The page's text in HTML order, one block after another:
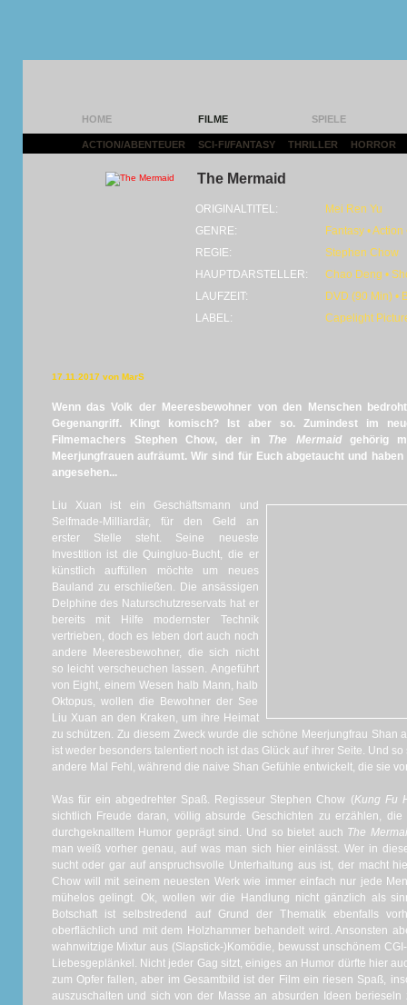
HOME FILME SPIELE
ACTION/ABENTEUER SCI-FI/FANTASY THRILLER HORROR
The Mermaid
ORIGINALTITEL:
Mei Ren Yu
GENRE:
Fantasy •
REGIE:
Stephen Chow
HAUPTDARSTELLER:
Chao Deng •
LAUFZEIT:
DVD (90 Min) •
LABEL:
Capelight
17.11.2017 von MarS
Wenn das Volk der Meeresbewohner von den Menschen
Gegenangriff. Klingt komisch? Ist aber so. Zumindest im
Filmemachers Stephen Chow, der in The Mermaidgehörig
Meerjungfrauen aufräumt. Wir sind für Euch abgetaucht und
angesehen...
Liu Xuan ist ein Geschäftsmann und
Selfmade-Milliardär, für den Geld an
erster Stelle steht. Seine neueste
Investition ist die Quingluo-Bucht, die er
künstlich auffüllen möchte um neues
Bauland zu erschließen. Die ansässigen
Delphine des Naturschutzreservats hat er
bereits mit Hilfe modernster Technik
vertrieben, doch es leben dort auch noch
andere Meeresbewohner, die sich nicht
so leicht verscheuchen lassen. Angeführt
von Eight, einem Wesen halb Mann, halb
Oktopus, wollen die Bewohner der See
Liu Xuan an den Kraken, um ihre Heimat
zu schützen. Zu diesem Zweck wurde die schöne Meerjungfrau Shan
ist weder besonders talentiert noch ist das Glück auf ihrer Seite. Und
andere Mal Fehl, während die naive Shan Gefühle entwickelt, die sie
Was für ein abgedrehter Spaß. Regisseur Stephen Chow (Kung Fu
sichtlich Freude daran, völlig absurde Geschichten zu erzählen,
durchgeknalltem Humor geprägt sind. Und so bietet auch The
man weiß vorher genau, auf was man sich hier einlässt. Wer in
sucht oder gar auf anspruchsvolle Unterhaltung aus ist, der macht
Chow will mit seinem neuesten Werk wie immer einfach nur jede
mühelos gelingt. Ok, wollen wir die Handlung nicht gänzlich als
Botschaft ist selbstredend auf Grund der Thematik ebenfalls
oberflächlich und mit dem Holzhammer behandelt wird. Ansonsten
wahnwitzige Mixtur aus (Slapstick-)Komödie, bewusst unschönem
Liebesgeplänkel. Nicht jeder Gag sitzt, einiges an Humor dürfte hier
zum Opfer fallen, aber im Gesamtbild ist der Film ein riesen Spaß,
auszuschalten und sich von der Masse an absurden Ideen